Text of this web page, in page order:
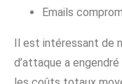
Emails
Il est intéressant de
d’attaque a